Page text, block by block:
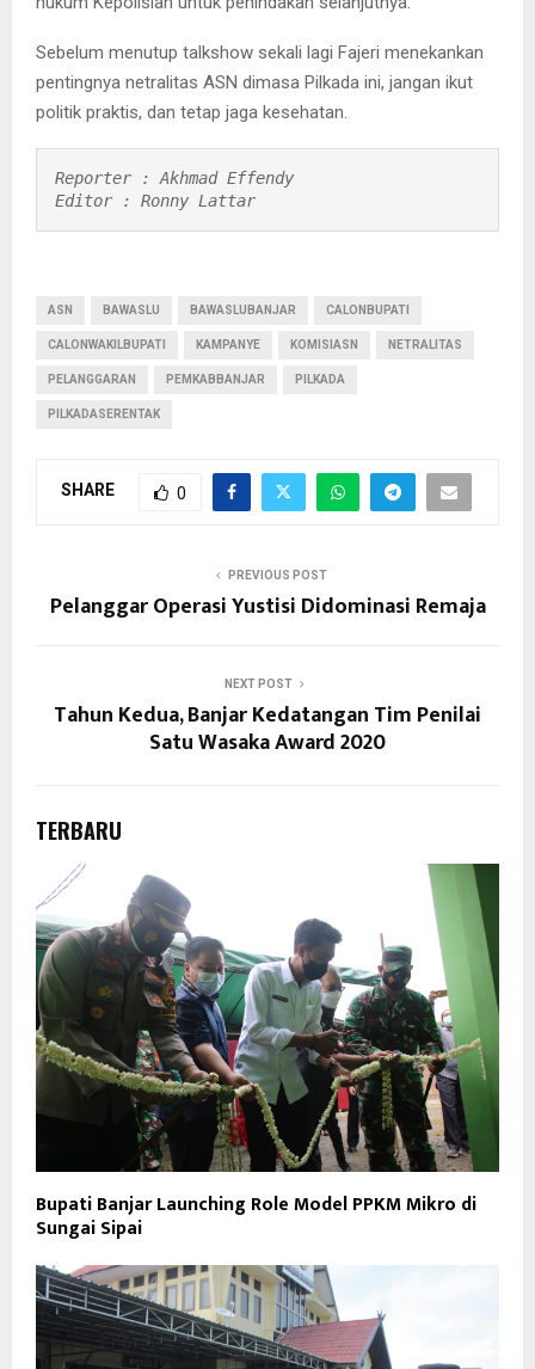
Sebelum menutup talkshow sekali lagi Fajeri menekankan
pentingnya netralitas ASN dimasa Pilkada ini, jangan ikut
politik praktis, dan tetap jaga kesehatan.
Reporter : Akhmad Effendy
Editor : Ronny Lattar
ASN BAWASLU BAWASLUBANJAR CALONBUPATI
CALONWAKILBUPATI KAMPANYE KOMISIASN NETRALITAS
PELANGGARAN PEMKABBANJAR PILKADA
PILKADASERENTAK
SHARE 0
PREVIOUS POST
Pelanggar Operasi Yustisi Didominasi Remaja
NEXT POST
Tahun Kedua, Banjar Kedatangan Tim Penilai
Satu Wasaka Award 2020
TERBARU
Bupati Banjar Launching Role Model PPKM Mikro di
Sungai Sipai